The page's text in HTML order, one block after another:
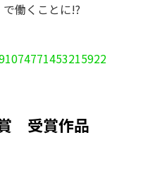
働くことに!?
受賞作品